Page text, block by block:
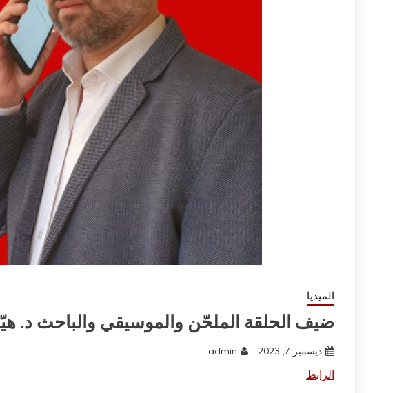
الميديا
ضيف الحلقة الملحّن والموسيقي والباحث د.
ديسمبر 7, 2023 admin
الرابط